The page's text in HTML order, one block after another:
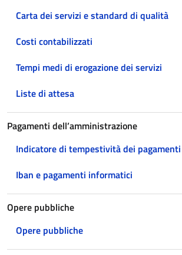
Carta dei servizi e standard di qualità
Costi contabilizzati
Tempi medi di erogazione dei servizi
Liste di attesa
Pagamenti dell’amministrazione
Indicatore di tempestività dei pagamenti
Iban e pagamenti informatici
Opere pubbliche
Opere pubbliche